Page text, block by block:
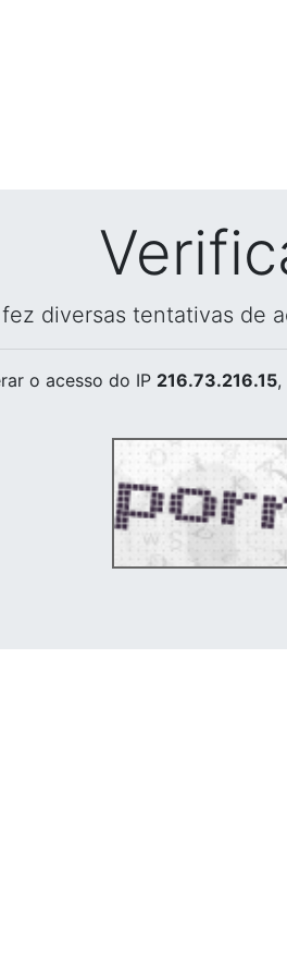
diversas tentativas de
o acesso do IP 216.73.216.15,